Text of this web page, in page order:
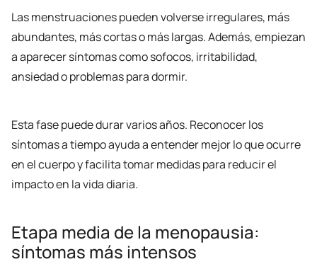
Las menstruaciones pueden volverse irregulares, más
abundantes, más cortas o más largas. Además, empiezan
a aparecer síntomas como sofocos, irritabilidad,
ansiedad o problemas para dormir.
Esta fase puede durar varios años. Reconocer los
síntomas a tiempo ayuda a entender mejor lo que ocurre
en el cuerpo y facilita tomar medidas para reducir el
impacto en la vida diaria.
Etapa media de la menopausia:
síntomas más intensos